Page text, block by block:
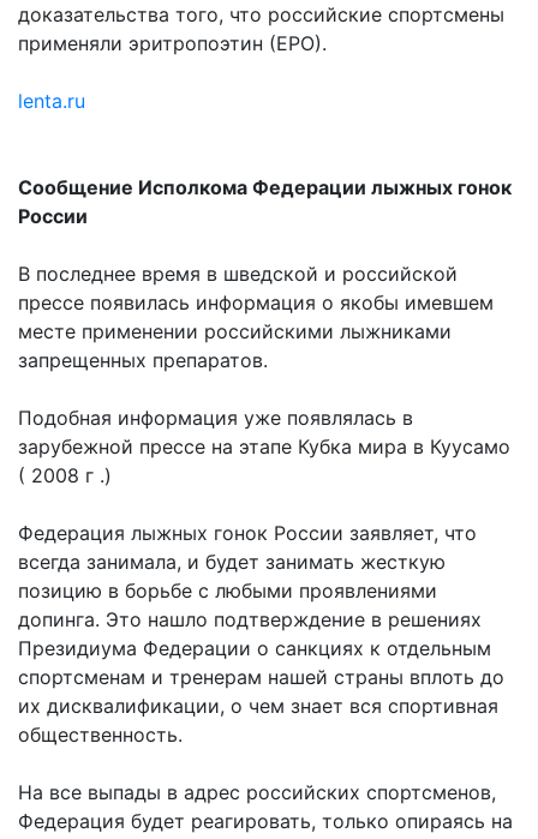
доказательства того, что российские спортсмены
применяли эритропоэтин (ЕРО).
lenta.ru
Сообщение Исполкома Федерации лыжных гонок
России
В последнее время в шведской и российской
прессе появилась информация о якобы имевшем
месте применении российскими лыжниками
запрещенных препаратов.
Подобная информация уже появлялась в
зарубежной прессе на этапе Кубка мира в Куусамо
( 2008 г .)
Федерация лыжных гонок России заявляет, что
всегда занимала, и будет занимать жесткую
позицию в борьбе с любыми проявлениями
допинга. Это нашло подтверждение в решениях
Президиума Федерации о санкциях к отдельным
спортсменам и тренерам нашей страны вплоть до
их дисквалификации, о чем знает вся спортивная
общественность.
На все выпады в адрес российских спортсменов,
Федерация будет реагировать, только опираясь на